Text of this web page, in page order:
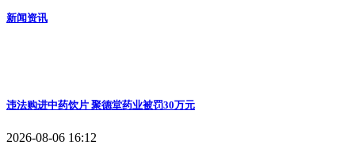
新闻资讯
违法购进中药饮片 聚德堂药业被罚30万元
2026-08-06 16:12